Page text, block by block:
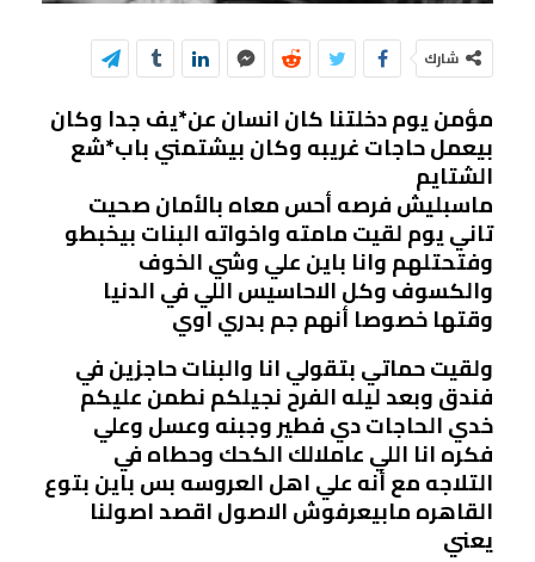
شارك
مؤمن يوم دخلتنا كان انسان عن*يف جدا وكان
بيعمل حاجات غريبه وكان بيشتمني باب*شع
الشتايم
ماسبليش فرصه أحس معاه بالأمان صحيت
تاني يوم لقيت مامته واخواته البنات بيخبطو
وفتحتلهم وانا باين علي وشي الخوف
والكسوف وكل الاحاسيس اللي في الدنيا
وقتها خصوصا أنهم جم بدري اوي
ولقيت حماتي بتقولي انا والبنات حاجزين في
فندق وبعد ليله الفرح نجيلكم نطمن عليكم
خدي الحاجات دي فطير وجبنه وعسل وعلي
فكره انا اللي عاملالك الكحك وحطاه في
التلاجه مع أنه علي اهل العروسه بس باين بتوع
القاهره مابيعرفوش الاصول اقصد اصولنا
يعني